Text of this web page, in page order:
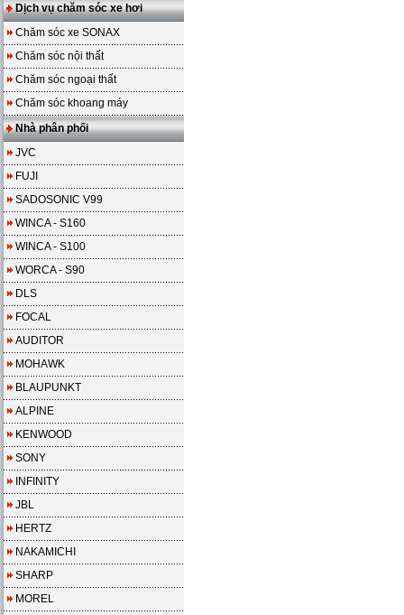
Dịch vụ chăm sóc xe hơi
Chăm sóc xe SONAX
Chăm sóc nội thất
Chăm sóc ngoại thất
Chăm sóc khoang máy
Nhà phân phối
JVC
FUJI
SADOSONIC V99
WINCA - S160
WINCA - S100
WORCA - S90
DLS
FOCAL
AUDITOR
MOHAWK
BLAUPUNKT
ALPINE
KENWOOD
SONY
INFINITY
JBL
HERTZ
NAKAMICHI
SHARP
MOREL